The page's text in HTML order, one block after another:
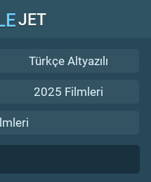
JET
Türkçe Altyazılı
2025 Filmleri